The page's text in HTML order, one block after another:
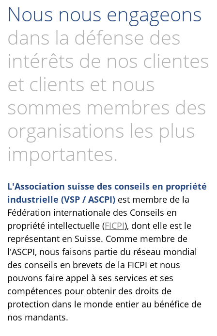
Nous nous engageons
dans la défense des
intérêts de nos clientes
et clients et nous
sommes membres des
organisations les plus
importantes.
L'Association suisse des conseils en propriété
industrielle (VSP / ASCPI) est membre de la
Fédération internationale des Conseils en
propriété intellectuelle (FICPI), dont elle est le
représentant en Suisse. Comme membre de
l'ASCPI, nous faisons partie du réseau mondial
des conseils en brevets de la FICPI et nous
pouvons faire appel à ses services et ses
compétences pour obtenir des droits de
protection dans le monde entier au bénéfice de
nos mandants.